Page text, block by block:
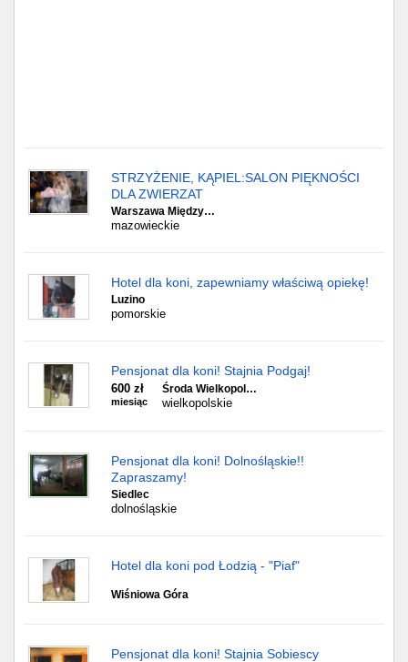
STRZYŻENIE, KĄPIEL:SALON PIĘKNOŚCI
DLA ZWIERZAT
Warszawa Między…
mazowieckie
Hotel dla koni, zapewniamy właściwą opiekę!
Luzino
pomorskie
Pensjonat dla koni! Stajnia Podgaj!
600 zł
miesiąc
Środa Wielkopol…
wielkopolskie
Pensjonat dla koni! Dolnośląskie!!
Zapraszamy!
Siedlec
dolnośląskie
Hotel dla koni pod Łodzią - "Piaf"
Wiśniowa Góra
Pensjonat dla koni! Stajnia Sobiescy